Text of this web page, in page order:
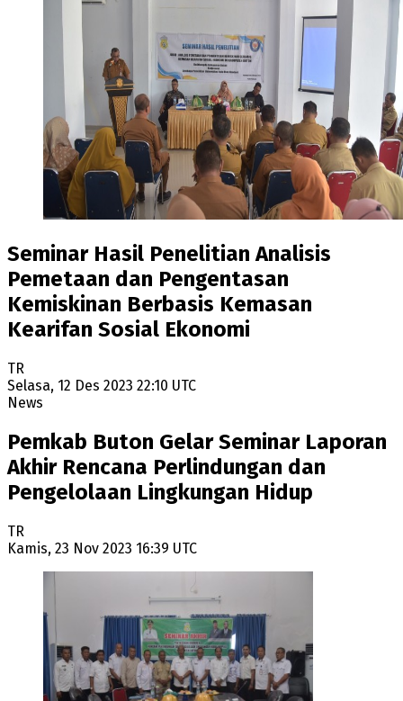
Seminar Hasil Penelitian Analisis
Pemetaan dan Pengentasan
Kemiskinan Berbasis Kemasan
Kearifan Sosial Ekonomi
TR
Selasa, 12 Des 2023 22:10 UTC
News
Pemkab Buton Gelar Seminar Laporan
Akhir Rencana Perlindungan dan
Pengelolaan Lingkungan Hidup
TR
Kamis, 23 Nov 2023 16:39 UTC